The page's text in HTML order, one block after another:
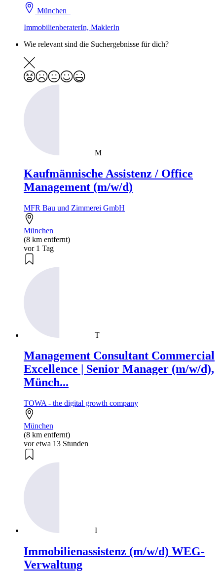
München
ImmobilienberaterIn, MaklerIn
Wie relevant sind die Suchergebnisse für dich?
M
Kaufmännische Assistenz / Office
Management (m/w/d)
MFR Bau und Zimmerei GmbH
München
(8 km entfernt)
vor 1 Tag
T
Management Consultant Commercial
Excellence | Senior Manager (m/w/d),
Münch...
TOWA - the digital growth company
München
(8 km entfernt)
vor etwa 13 Stunden
I
Immobilienassistenz (m/w/d) WEG-
Verwaltung